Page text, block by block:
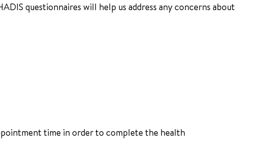
questionnaires will help us address any concerns about
time in order to complete the health